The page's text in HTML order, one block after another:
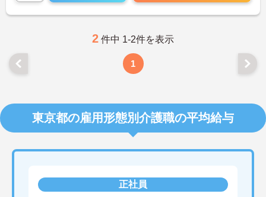
2 件中 1-2件を表示
1
東京都の雇用形態別介護職の平均給与
正社員